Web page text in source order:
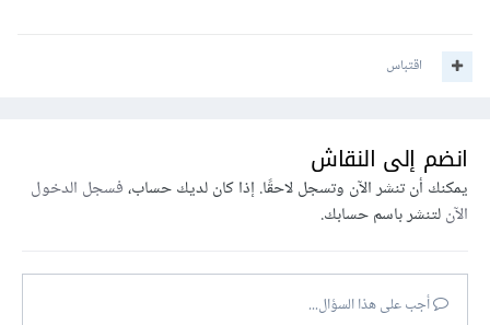
اقتباس
انضم إلى النقاش
يمكنك أن تنشر الآن وتسجل لاحقًا. إذا كان لديك حساب،فسجل الدخول
الآنلتنشر باسم حسابك.
أجب على هذا السؤال...